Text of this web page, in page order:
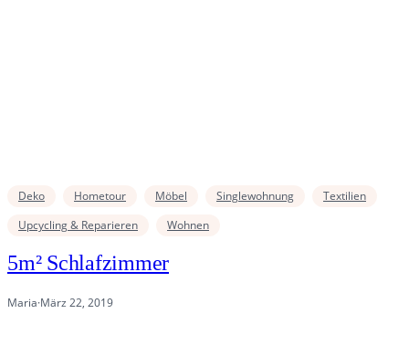
Deko Hometour Möbel Singlewohnung
Textilien
Upcycling & Reparieren
Wohnen
5m² Schlafzimmer
Maria·März 22, 2019